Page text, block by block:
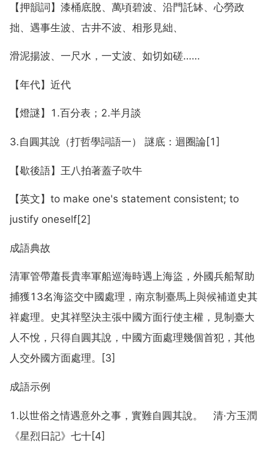
【押韻詞】漆桶底脫、萬頃碧波、沿門託缽、心勞政
拙、遇事生波、古井不波、相形見絀、
滑泥揚波、一尺水，一丈波、如切如磋……
【年代】近代
【燈謎】1.百分表；2.半月談
3.自圓其說（打哲學詞語一） 謎底：迴圈論[1]
【歇後語】王八拍著蓋子吹牛
【英文】to make one's statement consistent; to
justify oneself[2]
成語典故
清軍管帶蕭長貴率軍船巡海時遇上海盜，外國兵船幫助
捕獲13名海盜交中國處理，南京制臺馬上與候補道史其
祥處理。史其祥堅決主張中國方面行使主權，見制臺大
人不悅，只得自圓其說，中國方面處理幾個首犯，其他
人交外國方面處理。[3]
成語示例
1.以世俗之情遇意外之事，實難自圓其說。 清·方玉潤
《星烈日記》七十[4]